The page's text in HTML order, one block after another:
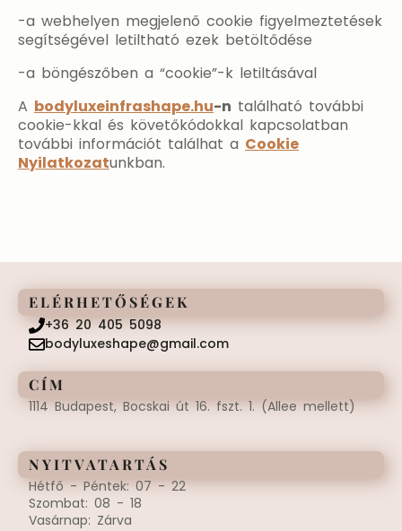
-a webhelyen megjelenő cookie figyelmeztetések
segítségével letiltható ezek betöltődése
-a böngészőben a “cookie”-k letiltásával
A bodyluxeinfrashape.hu-n található további
cookie-kkal és követőkódokkal kapcsolatban
további információt találhat a Cookie
Nyilatkozatunkban.
ELÉRHETŐSÉGEK
+36 20 405 5098
bodyluxeshape@gmail.com
CÍM
1114 Budapest, Bocskai út 16. fszt. 1. (Allee mellett)
NYITVATARTÁS
Hétfő - Péntek: 07 - 22
Szombat: 08 - 18
Vasárnap: Zárva